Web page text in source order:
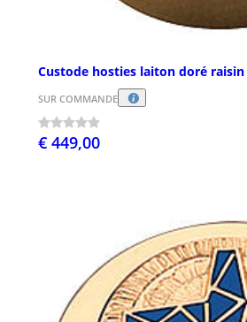
Custode hosties laiton doré
SUR COMMANDE
€ 449,00